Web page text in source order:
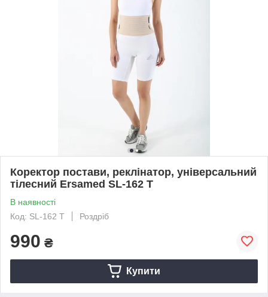
Коректор постави, реклінатор, універсальний
тілесний Ersamed SL-162 Т
В наявності
Код: SL-162 Т
Роздріб
990 ₴
Купити